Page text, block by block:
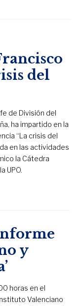
del
de División del
ha impartido en la
“La crisis del
en las actividades
la Cátedra
UPO.
y
horas en el
Valenciano